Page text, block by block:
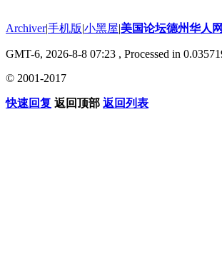
Archiver|手机版|小黑屋|美国论坛德州华人网
GMT-6, 2026-8-8 07:23 , Processed in
© 2001-2017
快速回复 返回顶部 返回列表